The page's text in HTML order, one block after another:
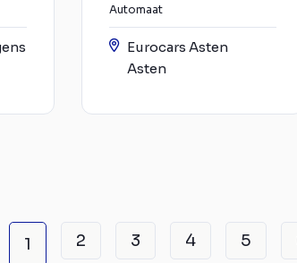
Automaat
Eurocars Asten
Asten
1 2 3 4 5